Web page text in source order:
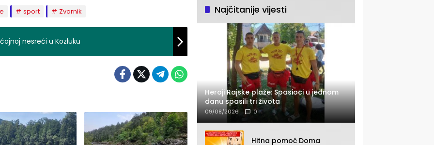
sport Zvornik
nesreći u Kozluku
Najčitanije vijesti
Heroji Rajske plaže: Spasioci u jednom
danu spasili tri života
09/08/2026 0
Hitna pomoć Doma